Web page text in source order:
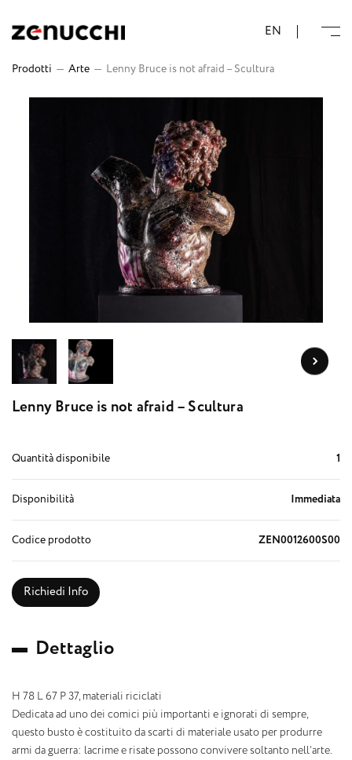
EN
Prodotti — Arte — Lenny Bruce is not afraid – Scultura
Lenny Bruce is not afraid – Scultura
Quantità disponibile 1
Disponibilità Immediata
Codice prodotto ZEN0012600S00
Richiedi Info
Dettaglio
H 78 L 67 P 37, materiali riciclati
Dedicata ad uno dei comici più importanti e ignorati di sempre,
questo busto è costituito da scarti di materiale usato per produrre
armi da guerra: lacrime e risate possono convivere soltanto nell’arte.